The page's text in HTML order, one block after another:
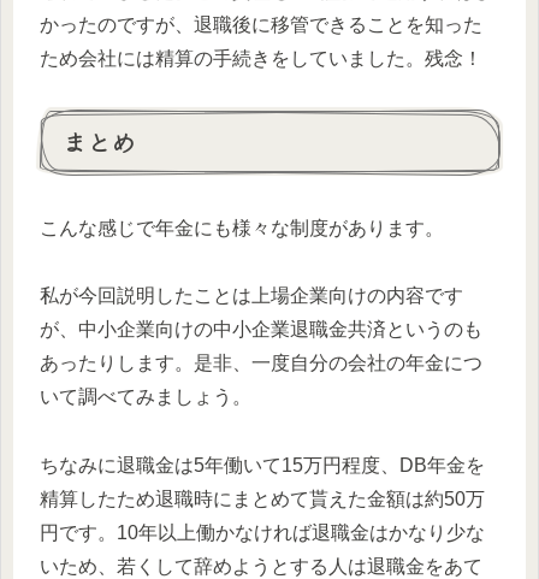
かったのですが、退職後に移管できることを知った
ため会社には精算の手続きをしていました。残念！
まとめ
こんな感じで年金にも様々な制度があります。
私が今回説明したことは上場企業向けの内容です
が、中小企業向けの中小企業退職金共済というのも
あったりします。是非、一度自分の会社の年金につ
いて調べてみましょう。
ちなみに退職金は5年働いて15万円程度、DB年金を
精算したため退職時にまとめて貰えた金額は約50万
円です。10年以上働かなければ退職金はかなり少な
いため、若くして辞めようとする人は退職金をあて